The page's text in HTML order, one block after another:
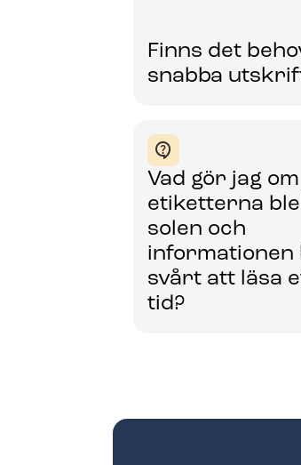
Finns det
snabba
Vad gör jag om
etiketterna
solen och
informationen
svårt att läsa
tid?